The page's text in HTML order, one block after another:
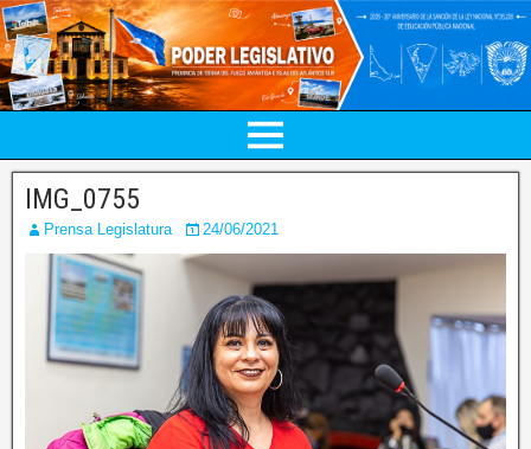
IMG_0755
Prensa Legislatura 24/06/2021